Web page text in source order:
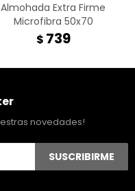
Almohada Extra Firme
Microfibra 50x70
$ 739
novedades!
SUSCRIBIRME